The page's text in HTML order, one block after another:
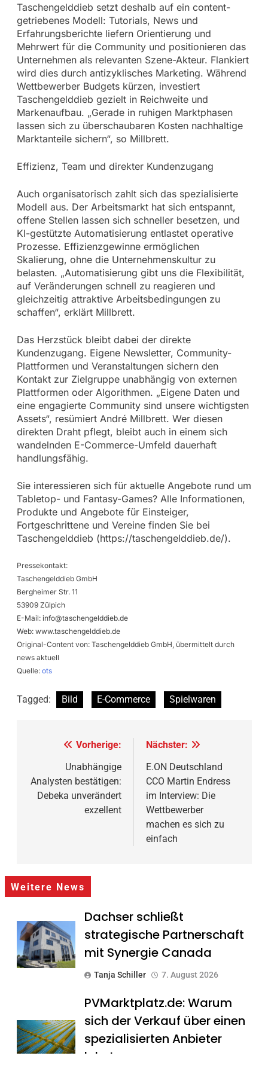
Taschengelddieb setzt deshalb auf ein content-
getriebenes Modell: Tutorials, News und
Erfahrungsberichte liefern Orientierung und
Mehrwert für die Community und positionieren das
Unternehmen als relevanten Szene-Akteur. Flankiert
wird dies durch antizyklisches Marketing. Während
Wettbewerber Budgets kürzen, investiert
Taschengelddieb gezielt in Reichweite und
Markenaufbau. „Gerade in ruhigen Marktphasen
lassen sich zu überschaubaren Kosten nachhaltige
Marktanteile sichern“, so Millbrett.
Effizienz, Team und direkter Kundenzugang
Auch organisatorisch zahlt sich das spezialisierte
Modell aus. Der Arbeitsmarkt hat sich entspannt,
offene Stellen lassen sich schneller besetzen, und
KI-gestützte Automatisierung entlastet operative
Prozesse. Effizienzgewinne ermöglichen
Skalierung, ohne die Unternehmenskultur zu
belasten. „Automatisierung gibt uns die Flexibilität,
auf Veränderungen schnell zu reagieren und
gleichzeitig attraktive Arbeitsbedingungen zu
schaffen“, erklärt Millbrett.
Das Herzstück bleibt dabei der direkte
Kundenzugang. Eigene Newsletter, Community-
Plattformen und Veranstaltungen sichern den
Kontakt zur Zielgruppe unabhängig von externen
Plattformen oder Algorithmen. „Eigene Daten und
eine engagierte Community sind unsere wichtigsten
Assets“, resümiert André Millbrett. Wer diesen
direkten Draht pflegt, bleibt auch in einem sich
wandelnden E-Commerce-Umfeld dauerhaft
handlungsfähig.
Sie interessieren sich für aktuelle Angebote rund um
Tabletop- und Fantasy-Games? Alle Informationen,
Produkte und Angebote für Einsteiger,
Fortgeschrittene und Vereine finden Sie bei
Taschengelddieb (https://taschengelddieb.de/).
Pressekontakt:
Taschengelddieb GmbH
Bergheimer Str. 11
53909 Zülpich
E-Mail: info@taschengelddieb.de
Web: www.taschengelddieb.de
Original-Content von: Taschengelddieb GmbH, übermittelt durch
news aktuell
Quelle: ots
Tagged: Bild E-Commerce Spielwaren
Beitragsnavigation
Vorherige:
Unabhängige
Analysten bestätigen:
Debeka unverändert
exzellent
Nächster:
E.ON Deutschland
CCO Martin Endress
im Interview: Die
Wettbewerber
machen es sich zu
einfach
Weitere News
Dachser schließt
strategische Partnerschaft
mit Synergie Canada
Tanja Schiller 7. August 2026
PVMarktplatz.de: Warum
sich der Verkauf über einen
spezialisierten Anbieter
lohnt